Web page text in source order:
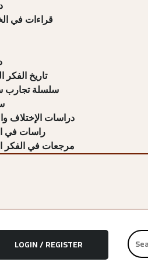
قراءات في
تاريخ الفكر
سلسلة تجارب
دراسات الإختلاف
راسات في
مرجعات في الفكر
LOGIN / REGISTER
for: